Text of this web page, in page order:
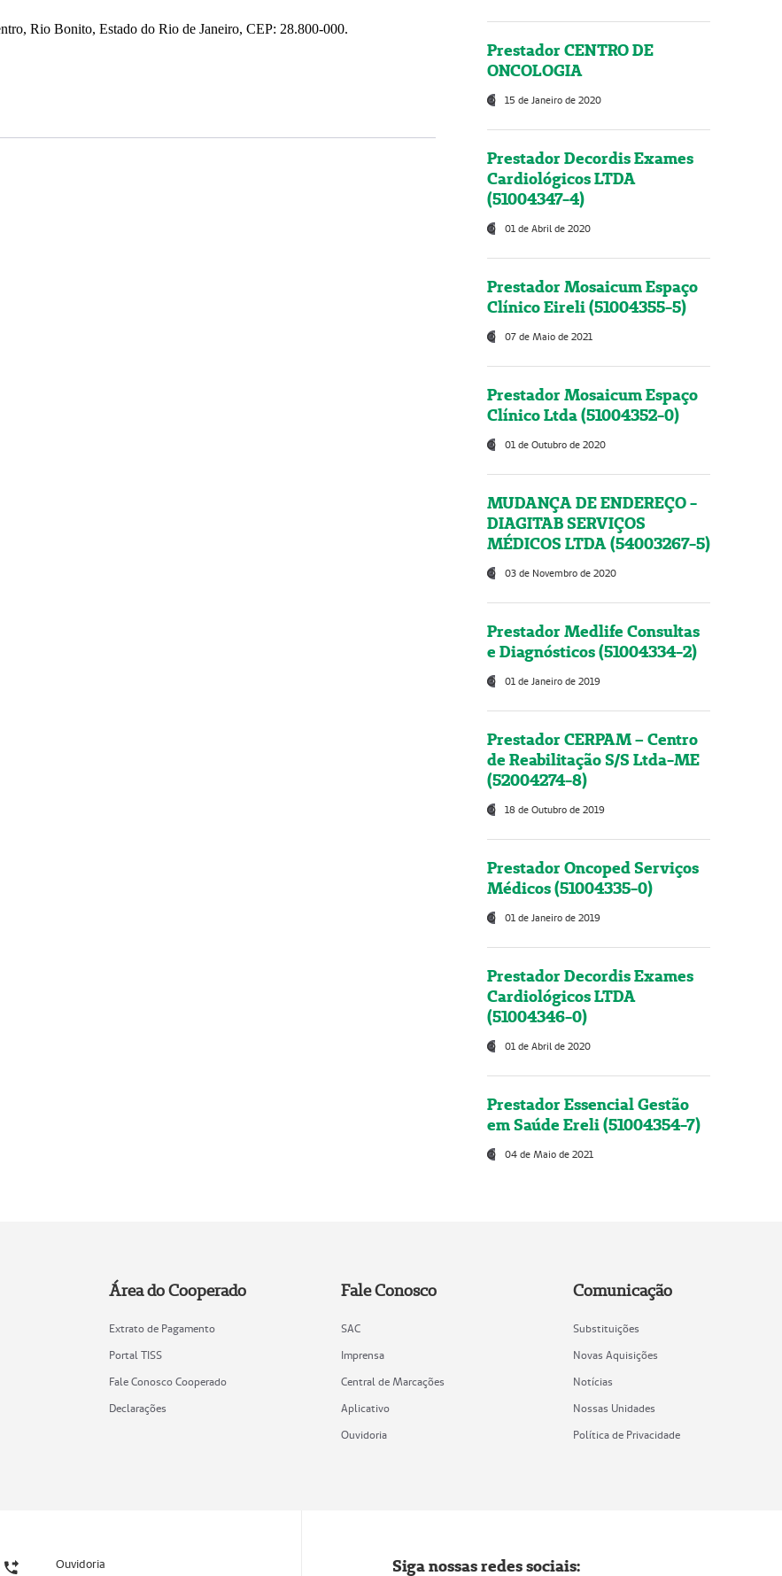
Rio Bonito, Estado do Rio de Janeiro, CEP: 28.800-000.
Prestador CENTRO DE
ONCOLOGIA
15 de Janeiro de 2020
Prestador Decordis Exames
Cardiológicos LTDA
(51004347-4)
01 de Abril de 2020
Prestador Mosaicum Espaço
Clínico Eireli (51004355-5)
07 de Maio de 2021
Prestador Mosaicum Espaço
Clínico Ltda (51004352-0)
01 de Outubro de 2020
MUDANÇA DE ENDEREÇO -
DIAGITAB SERVIÇOS
MÉDICOS LTDA (54003267-5)
03 de Novembro de 2020
Prestador Medlife Consultas
e Diagnósticos (51004334-2)
01 de Janeiro de 2019
Prestador CERPAM – Centro
de Reabilitação S/S Ltda-ME
(52004274-8)
18 de Outubro de 2019
Prestador Oncoped Serviços
Médicos (51004335-0)
01 de Janeiro de 2019
Prestador Decordis Exames
Cardiológicos LTDA
(51004346-0)
01 de Abril de 2020
Prestador Essencial Gestão
em Saúde Ereli (51004354-7)
04 de Maio de 2021
Área do Cooperado
Extrato de Pagamento
Portal TISS
Fale Conosco Cooperado
Declarações
Fale Conosco
SAC
Imprensa
Central de Marcações
Aplicativo
Ouvidoria
Comunicação
Substituições
Novas Aquisições
Notícias
Nossas Unidades
Política de Privacidade
Ouvidoria Siga nossas redes sociais: